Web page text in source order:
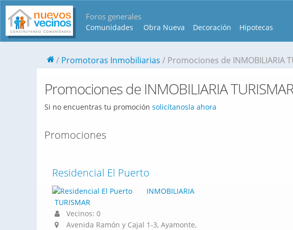
Foros generales
Comunidades Obra Nueva Decoración Hipotecas
Promotoras Inmobiliarias Promociones de INMOBILIARIA
Promociones de INMOBILIARIA
Si no encuentras tu promoción solicítanosla ahora
Promociones
Residencial El Puerto
INMOBILIARIA
TURISMAR
Vecinos: 0
Avenida Ramón y Cajal 1-3, Ayamonte,